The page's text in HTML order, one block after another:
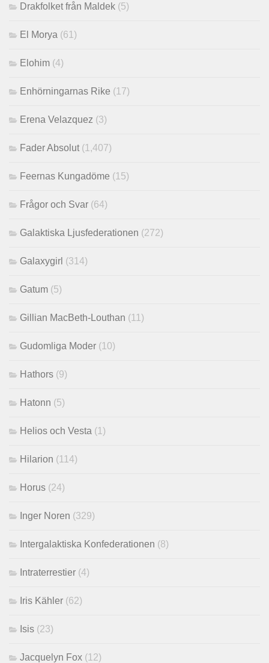
Drakfolket från Maldek (5)
El Morya (61)
Elohim (4)
Enhörningarnas Rike (17)
Erena Velazquez (3)
Fader Absolut (1,407)
Feernas Kungadöme (15)
Frågor och Svar (64)
Galaktiska Ljusfederationen (272)
Galaxygirl (314)
Gatum (5)
Gillian MacBeth-Louthan (11)
Gudomliga Moder (10)
Hathors (9)
Hatonn (5)
Helios och Vesta (1)
Hilarion (114)
Horus (24)
Inger Noren (329)
Intergalaktiska Konfederationen (8)
Intraterrestier (4)
Iris Kähler (62)
Isis (23)
Jacquelyn Fox (12)